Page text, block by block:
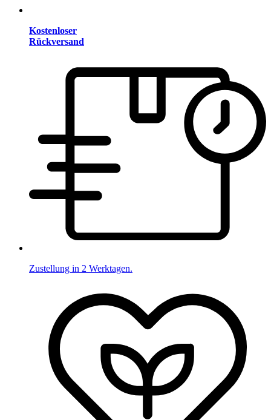
Kostenloser
Rückversand
Zustellung in 2 Werktagen.